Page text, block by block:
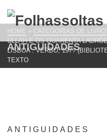
ANTIGUIDADES
HOME » CATEGORIAS DE
ULLAH E OS QUARENTA
LISBOA : VERBO, 197?
TEXTO
ANTIGUIDADES